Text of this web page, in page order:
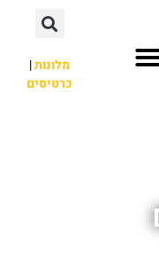
מלונות|
כרטיסים